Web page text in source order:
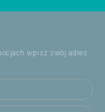
wpisz swój adres